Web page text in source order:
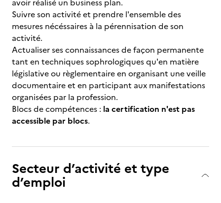
avoir réalisé un business plan.
Suivre son activité et prendre l'ensemble des
mesures nécéssaires à la pérennisation de son
activité.
Actualiser ses connaissances de façon permanente
tant en techniques sophrologiques qu'en matière
législative ou règlementaire en organisant une veille
documentaire et en participant aux manifestations
organisées par la profession.
Blocs de compétences : la certification n'est pas
accessible par blocs.
Secteur d’activité et type
d’emploi